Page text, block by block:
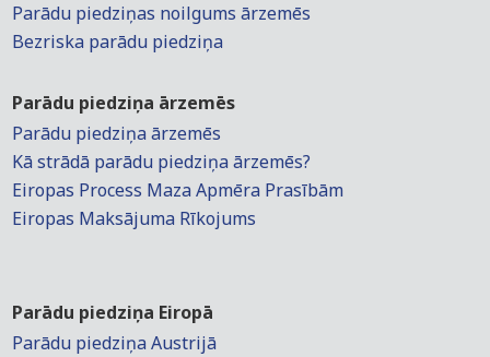
Parādu piedziņas noilgums ārzemēs
Bezriska parādu piedziņa
Parādu piedziņa ārzemēs
Parādu piedziņa ārzemēs
Kā strādā parādu piedziņa ārzemēs?
Eiropas Process Maza Apmēra Prasībām
Eiropas Maksājuma Rīkojums
Parādu piedziņa Eiropā
Parādu piedziņa Austrijā